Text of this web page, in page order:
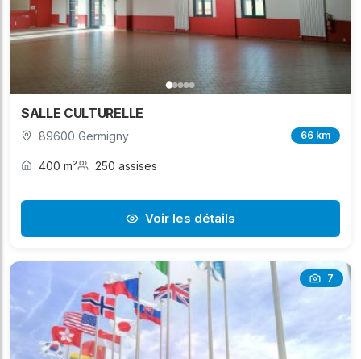
SALLE CULTURELLE
89600 Germigny 66 km
400 m² 250 assises
Voir les détails
7